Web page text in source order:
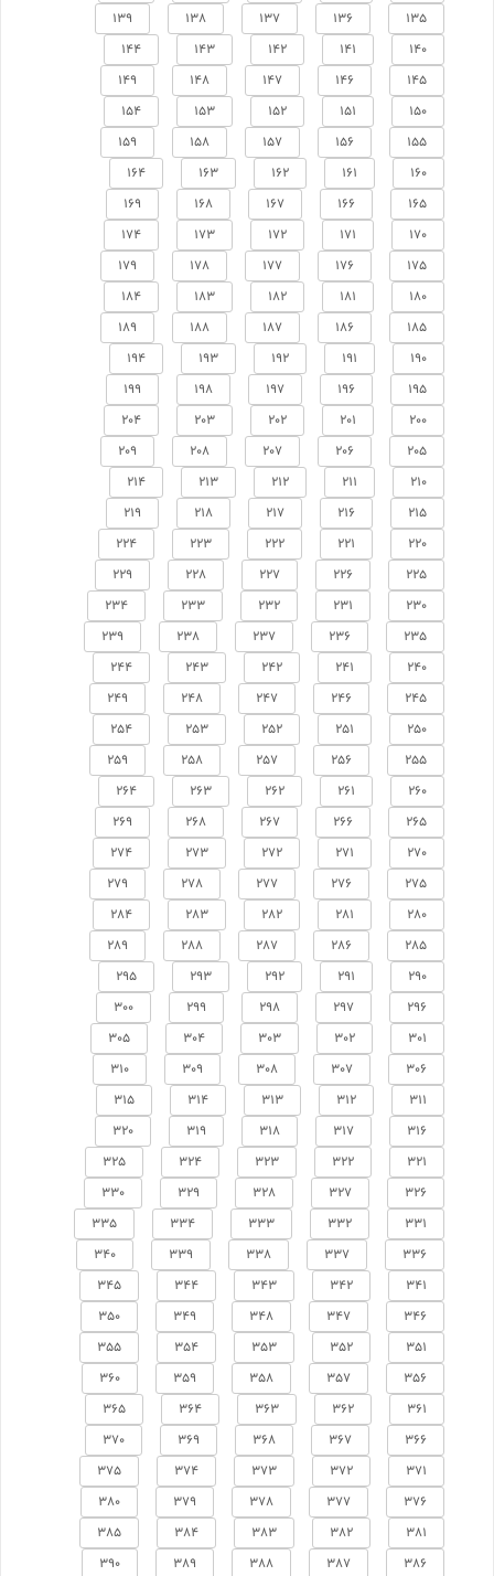
135
136
137
138
139
140
141
142
143
144
145
146
147
148
149
150
151
152
153
154
155
156
157
158
159
160
161
162
163
164
165
166
167
168
169
170
171
172
173
174
175
176
177
178
179
180
181
182
183
184
185
186
187
188
189
190
191
192
193
194
195
196
197
198
199
200
201
202
203
204
205
206
207
208
209
210
211
212
213
214
215
216
217
218
219
220
221
222
223
224
225
226
227
228
229
230
231
232
233
234
235
236
237
238
239
240
241
242
243
244
245
246
247
248
249
250
251
252
253
254
255
256
257
258
259
260
261
262
263
264
265
266
267
268
269
270
271
272
273
274
275
276
277
278
279
280
281
282
283
284
285
286
287
288
289
290
291
292
293
295
296
297
298
299
300
301
302
303
304
305
306
307
308
309
310
311
312
313
314
315
316
317
318
319
320
321
322
323
324
325
326
327
328
329
330
331
332
333
334
335
336
337
338
339
340
341
342
343
344
345
346
347
348
349
350
351
352
353
354
355
356
357
358
359
360
361
362
363
364
365
366
367
368
369
370
371
372
373
374
375
376
377
378
379
380
381
382
383
384
385
386
387
388
389
390